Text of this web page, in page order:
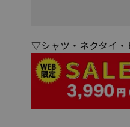
▽シャツ・ネクタイ・